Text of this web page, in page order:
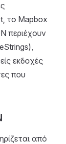
το Mapbox
περιέχουν
εκδοχές
που
από